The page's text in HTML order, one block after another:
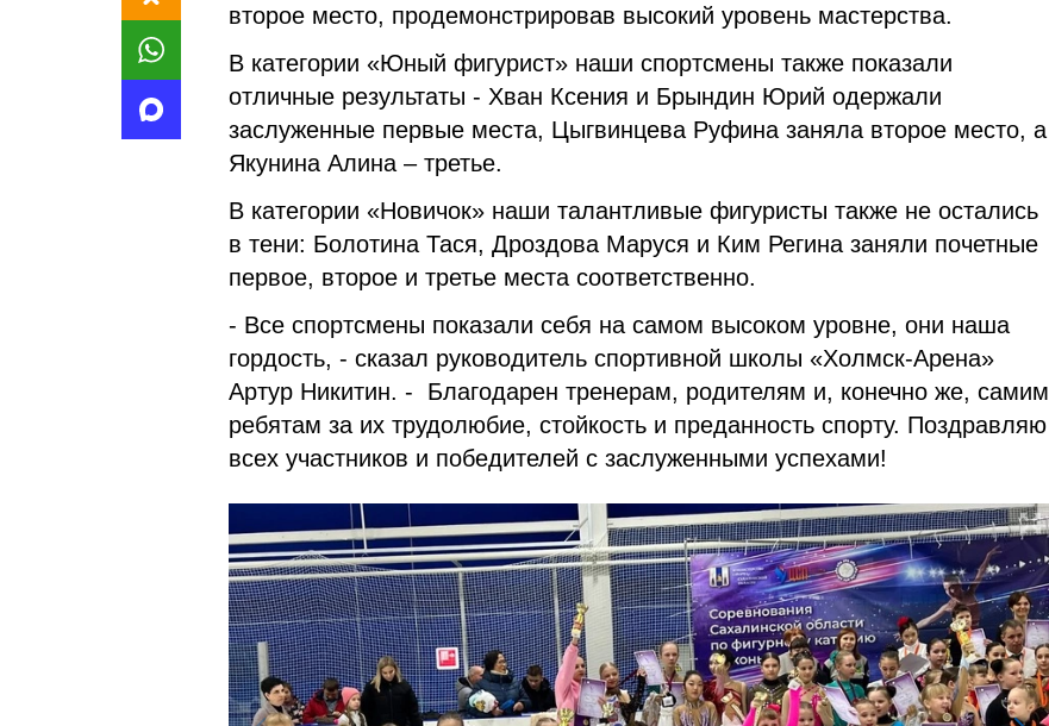
второе место, продемонстрировав высокий уровень мастерства.
В категории «Юный фигурист» наши спортсмены также показали
отличные результаты - Хван Ксения и Брындин Юрий одержали
заслуженные первые места, Цыгвинцева Руфина заняла второе место, а
Якунина Алина – третье.
В категории «Новичок» наши талантливые фигуристы также не остались
в тени: Болотина Тася, Дроздова Маруся и Ким Регина заняли почетные
первое, второе и третье места соответственно.
- Все спортсмены показали себя на самом высоком уровне, они наша
гордость, - сказал руководитель спортивной школы «Холмск-Арена»
Артур Никитин. - Благодарен тренерам, родителям и, конечно же, самим
ребятам за их трудолюбие, стойкость и преданность спорту. Поздравляю
всех участников и победителей с заслуженными успехами!